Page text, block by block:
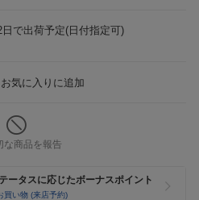
日で出荷予定(日付指定可)
気に入りに追加
な商品を報告
ータスに応じたボーナスポイント
買い物 (来店予約)